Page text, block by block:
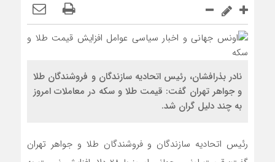
نادر بذرافشان، رئیس اتحادیه سازندگان و فروشندگان طلا
و جواهر تهران گفت: قیمت طلا و سکه در معاملات امروز
به چند دلیل گران شد.
رئیس اتحادیه سازندگان و فروشندگان طلا و جواهر تهران